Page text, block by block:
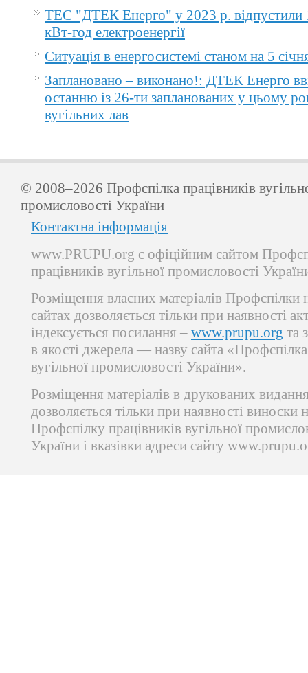
ТЕС "ДТЕК Енерго" у 2023 р. відпустили
кВт-год електроенергії
Ситуація в енергосистемі станом на 5
Заплановано – виконано!: ДТЕК Енерго
останню із 26-ти запланованих у цьому
вугільних лав
© 2008–2026 Профспілка працівників
промисловості України
Контактна інформація
www.PRUPU.org є офіційним сайтом
працівників вугільної промисловості
Розміщення власних матеріалів Профспілки
сайтах дозволяється тільки при наявності
індексується посилання – www.prupu.org та
в якості джерела — назву сайта «Профспілка
вугільної промисловості України».
Розміщення матеріалів в друкованих
дозволяється тільки при наявності виноски
Профспілку працівників вугільної
України і вказівки адреси сайту